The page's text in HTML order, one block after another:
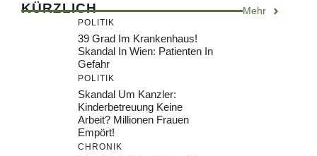
KÜRZLICH Mehr
POLITIK
39 Grad Im Krankenhaus!
Skandal In Wien: Patienten In
Gefahr
POLITIK
Skandal Um Kanzler:
Kinderbetreuung Keine
Arbeit? Millionen Frauen
Empört!
CHRONIK